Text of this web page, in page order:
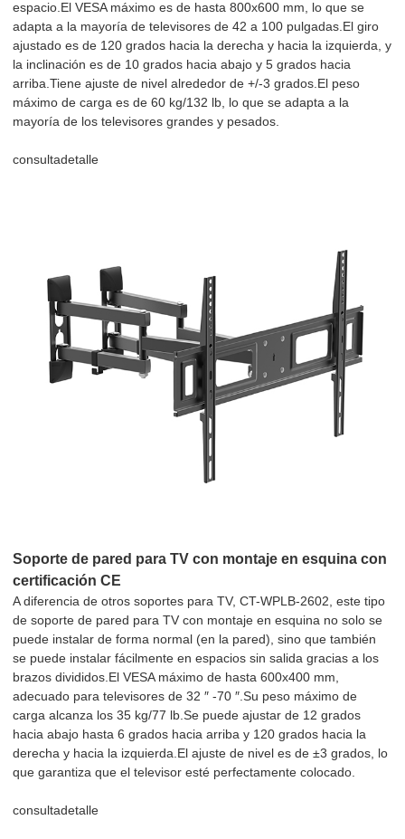
espacio.El VESA máximo es de hasta 800x600 mm, lo que se
adapta a la mayoría de televisores de 42 a 100 pulgadas.El giro
ajustado es de 120 grados hacia la derecha y hacia la izquierda, y
la inclinación es de 10 grados hacia abajo y 5 grados hacia
arriba.Tiene ajuste de nivel alrededor de +/-3 grados.El peso
máximo de carga es de 60 kg/132 ​​lb, lo que se adapta a la
mayoría de los televisores grandes y pesados.
consultadetalle
Soporte de pared para TV con montaje en esquina con
certificación CE
A diferencia de otros soportes para TV, CT-WPLB-2602, este tipo
de soporte de pared para TV con montaje en esquina no solo se
puede instalar de forma normal (en la pared), sino que también
se puede instalar fácilmente en espacios sin salida gracias a los
brazos divididos.El VESA máximo de hasta 600x400 mm,
adecuado para televisores de 32 ″ -70 ″.Su peso máximo de
carga alcanza los 35 kg/77 lb.Se puede ajustar de 12 grados
hacia abajo hasta 6 grados hacia arriba y 120 grados hacia la
derecha y hacia la izquierda.El ajuste de nivel es de ±3 grados, lo
que garantiza que el televisor esté perfectamente colocado.
consultadetalle